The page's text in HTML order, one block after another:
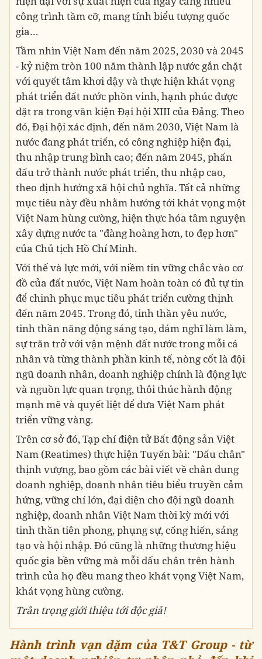
công trình tầm cỡ, mang tính biểu tượng quốc
gia…
Tầm nhìn Việt Nam đến năm 2025, 2030 và 2045
- kỷ niệm tròn 100 năm thành lập nước gắn chặt
với quyết tâm khơi dậy và thực hiện khát vọng
phát triển đất nước phồn vinh, hạnh phúc được
đặt ra trong văn kiện Đại hội XIII của Đảng. Theo
đó, Đại hội xác định, đến năm 2030, Việt Nam là
nước đang phát triển, có công nghiệp hiện đại,
thu nhập trung bình cao; đến năm 2045, phấn
đấu trở thành nước phát triển, thu nhập cao,
theo định hướng xã hội chủ nghĩa. Tất cả những
mục tiêu này đều nhằm hướng tới khát vọng một
Việt Nam hùng cường, hiện thực hóa tâm nguyện
xây dựng nước ta "đàng hoàng hơn, to đẹp hơn"
của Chủ tịch Hồ Chí Minh.
Với thế và lực mới, với niềm tin vững chắc vào cơ
đồ của đất nước, Việt Nam hoàn toàn có đủ tự tin
để chinh phục mục tiêu phát triển cường thịnh
đến năm 2045. Trong đó, tinh thần yêu nước,
tinh thần năng động sáng tạo, dám nghĩ làm làm,
sự trăn trở với vận mệnh đất nước trong mỗi cá
nhân và từng thành phần kinh tế, nòng cốt là đội
ngũ doanh nhân, doanh nghiệp chính là động lực
và nguồn lực quan trọng, thôi thúc hành động
mạnh mẽ và quyết liệt để đưa Việt Nam phát
triển vững vàng.
Trên cơ sở đó, Tạp chí điện tử Bất động sản Việt
Nam (Reatimes) thực hiện Tuyến bài: "Dấu chân"
thịnh vượng, bao gồm các bài viết về chân dung
doanh nghiệp, doanh nhân tiêu biểu truyền cảm
hứng, vững chí lớn, đại diện cho đội ngũ doanh
nghiệp, doanh nhân Việt Nam thời kỳ mới với
tinh thần tiên phong, phụng sự, cống hiến, sáng
tạo và hội nhập. Đó cũng là những thương hiệu
quốc gia bền vững mà mỗi dấu chân trên hành
trình của họ đều mang theo khát vọng Việt Nam,
khát vọng hùng cường.
Trân trọng giới thiệu tới độc giả!
Hành trình vạn dặm của T&T Group - từ